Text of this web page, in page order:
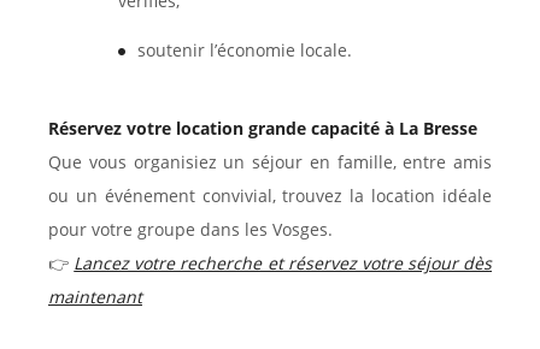
soutenir l’économie locale.
Réservez votre location grande capacité à La Bresse
Que vous organisiez un séjour en famille, entre amis
ou un événement convivial, trouvez la location idéale
pour votre groupe dans les Vosges.
👉 Lancez votre recherche et réservez votre séjour dès
maintenant